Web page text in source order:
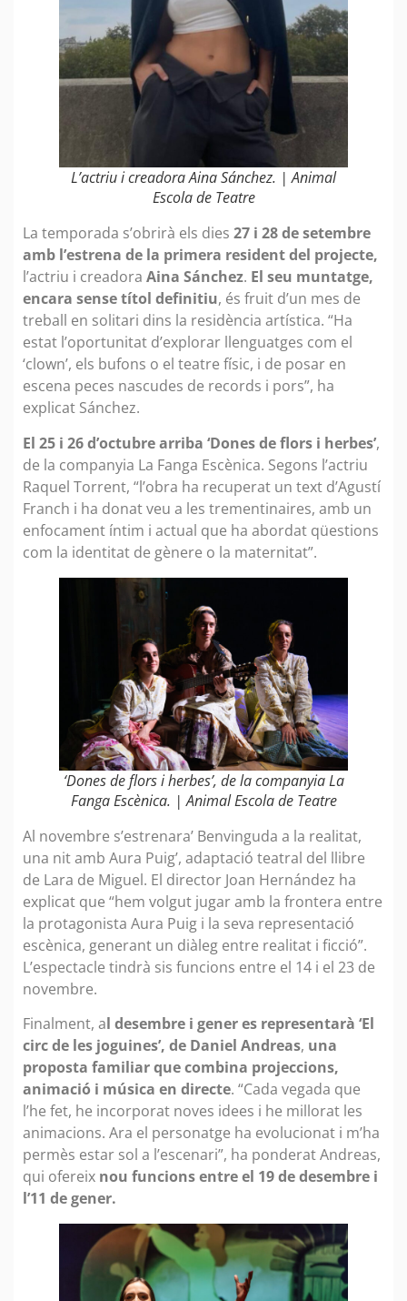
L’actriu i creadora Aina Sánchez. | Animal
Escola de Teatre
La temporada s’obrirà els dies 27 i 28 de setembre
amb l’estrena de la primera resident del projecte,
l’actriu i creadora Aina Sánchez. El seu muntatge,
encara sense títol definitiu, és fruit d’un mes de
treball en solitari dins la residència artística. “Ha
estat l’oportunitat d’explorar llenguatges com el
‘clown’, els bufons o el teatre físic, i de posar en
escena peces nascudes de records i pors”, ha
explicat Sánchez.
El 25 i 26 d’octubre arriba ‘Dones de flors i herbes’,
de la companyia La Fanga Escènica. Segons l’actriu
Raquel Torrent, “l’obra ha recuperat un text d’Agustí
Franch i ha donat veu a les trementinaires, amb un
enfocament íntim i actual que ha abordat qüestions
com la identitat de gènere o la maternitat”.
‘Dones de flors i herbes’, de la companyia La
Fanga Escènica. | Animal Escola de Teatre
Al novembre s’estrenara’ Benvinguda a la realitat,
una nit amb Aura Puig’, adaptació teatral del llibre
de Lara de Miguel. El director Joan Hernández ha
explicat que “hem volgut jugar amb la frontera entre
la protagonista Aura Puig i la seva representació
escènica, generant un diàleg entre realitat i ficció”.
L’espectacle tindrà sis funcions entre el 14 i el 23 de
novembre.
Finalment, al desembre i gener es representarà ‘El
circ de les joguines’, de Daniel Andreas, una
proposta familiar que combina projeccions,
animació i música en directe. “Cada vegada que
l’he fet, he incorporat noves idees i he millorat les
animacions. Ara el personatge ha evolucionat i m’ha
permès estar sol a l’escenari”, ha ponderat Andreas,
qui ofereix nou funcions entre el 19 de desembre i
l’11 de gener.